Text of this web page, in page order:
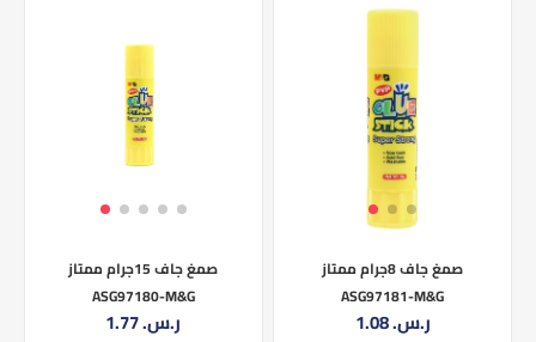
صمغ جاف 15جرام ممتاز
ASG97180-M&G
1.77 ر.س.‏
صمغ جاف 8جرام ممتاز
ASG97181-M&G
1.08 ر.س.‏